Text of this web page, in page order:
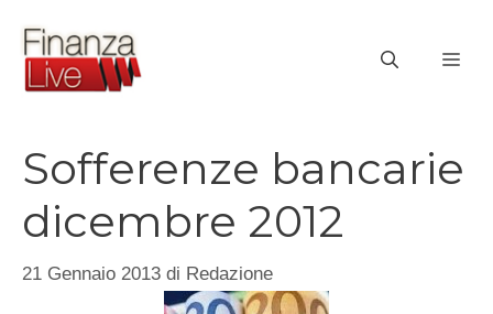
contenuto
Sofferenze bancarie
dicembre 2012
21 Gennaio 2013 di Redazione